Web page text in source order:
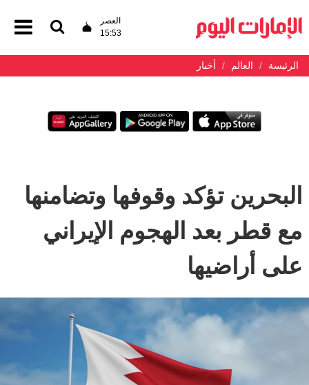
العصر
15:53
الرئيسة العالم أخبار
البحرين تؤكد وقوفها وتضامنها
مع قطر بعد الهجوم الإيراني
على أراضيها